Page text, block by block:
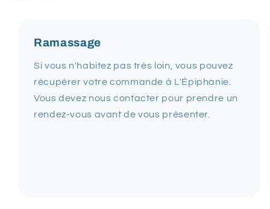
Ramassage
Si vous n'habitez pas très loin, vous pouvez
récupérer votre commande à L'Épiphanie.
Vous devez nous contacter pour prendre un
rendez-vous avant de vous présenter.